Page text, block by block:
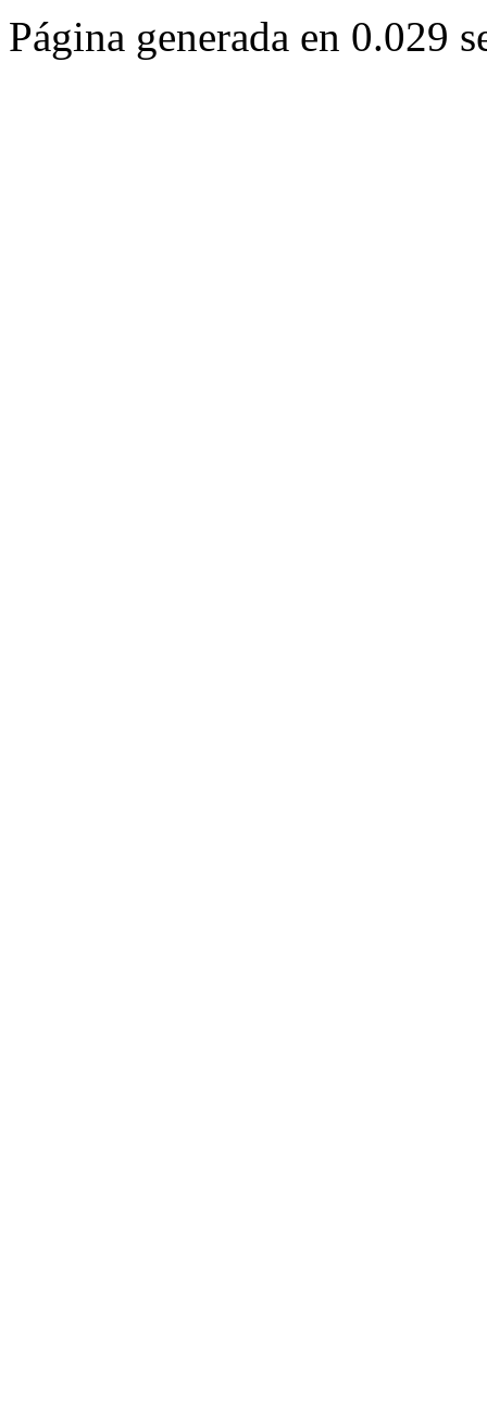
Página generada en 0.029